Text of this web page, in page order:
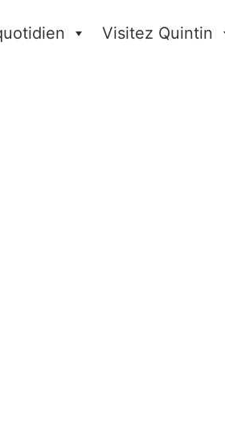
Visitez Quintin